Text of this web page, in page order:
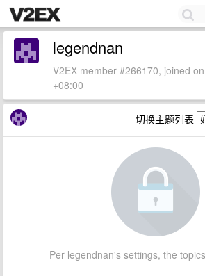
legendnan
V2EX member #266170, joined
+08:00
切换主题列表
Per legendnan's settings, the